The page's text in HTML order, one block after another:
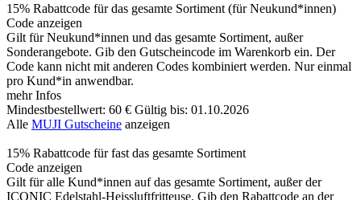
15% Rabattcode für das gesamte Sortiment (für Neukund*innen)
Code anzeigen
Gilt für Neukund*innen und das gesamte Sortiment, außer
Sonderangebote. Gib den Gutscheincode im Warenkorb ein. Der
Code kann nicht mit anderen Codes kombiniert werden. Nur einmal
pro Kund*in anwendbar.
mehr Infos
Mindestbestellwert: 60 € Gültig bis: 01.10.2026
Alle MUJI Gutscheine anzeigen
15% Rabattcode für fast das gesamte Sortiment
Code anzeigen
Gilt für alle Kund*innen auf das gesamte Sortiment, außer der
ICONIC Edelstahl-Heissluftfritteuse. Gib den Rabattcode an der